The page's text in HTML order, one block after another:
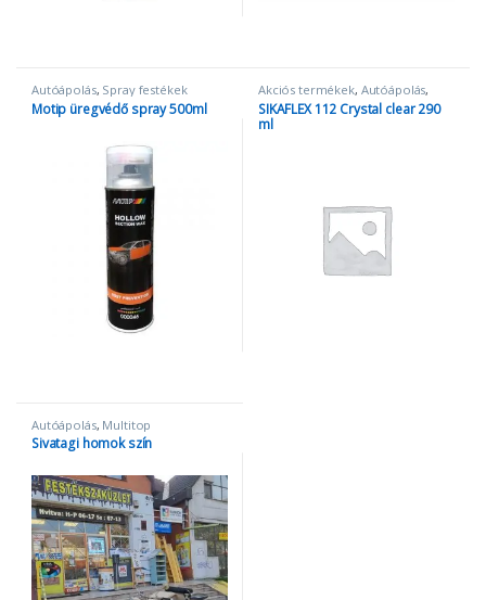
Autóápolás, Spray festékek
Motip üregvédő spray 500ml
Akciós termékek, Autóápolás,
Egyéb termékek SIKA
SIKAFLEX 112 Crystal clear 290
ml
Autóápolás, Multitop
Sivatagi homok szín